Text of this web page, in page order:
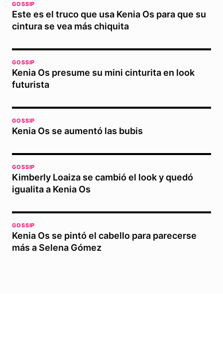
GOSSIP
Este es el truco que usa Kenia Os para que su
cintura se vea más chiquita
GOSSIP
Kenia Os presume su mini cinturita en look
futurista
GOSSIP
Kenia Os se aumentó las bubis
GOSSIP
Kimberly Loaiza se cambió el look y quedó
igualita a Kenia Os
GOSSIP
Kenia Os se pintó el cabello para parecerse
más a Selena Gómez